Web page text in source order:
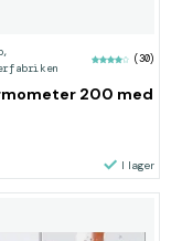
(30)
200 med
I lager